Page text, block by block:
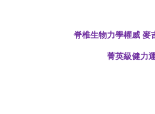
脊椎生物力學權威 麥
菁英級健力